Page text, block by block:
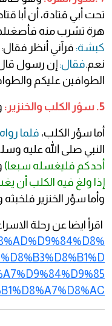
تحت أبي قتادة، أن أبا
هرة تشرب منه
كبشة: فرآني أنظر فقال:
نعم.فقال: إن رسول
الطوافين عليكم
5. سؤر الكلب والخنزير:
أما سؤر الكلب، فلما
النبي صلى الله عليه
أحدكم فليغسله سبعا)
إذا ولغ فيه الكلب أن
وأما سؤر الخنزير فلخبثه
اقرأ ايضا عن رحلة